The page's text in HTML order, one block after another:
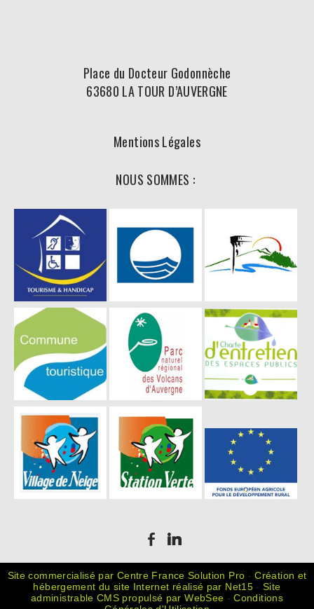
Place du Docteur Godonnèche
63680 LA TOUR D’AUVERGNE
Mentions Légales
NOUS SOMMES :
Site commercialisé par Centre France Solution Pro -Création et
hébergement du site Internet réalisé par Net15 -Site
administrable CMS propulsé par WebSee -Conditions